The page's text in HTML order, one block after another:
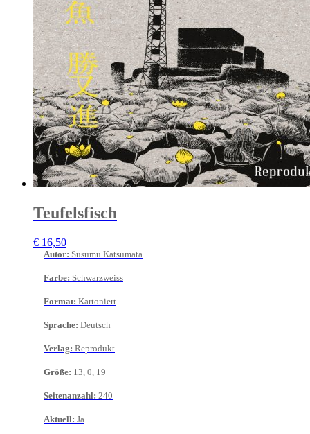
Teufelsfisch
€ 16,50
Autor: Susumu Katsumata
Farbe: Schwarzweiss
Format: Kartoniert
Sprache: Deutsch
Verlag: Reprodukt
Größe: 13, 0, 19
Seitenanzahl: 240
Aktuell: Ja